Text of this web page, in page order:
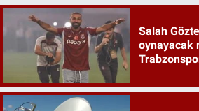
Salah
oynayacak